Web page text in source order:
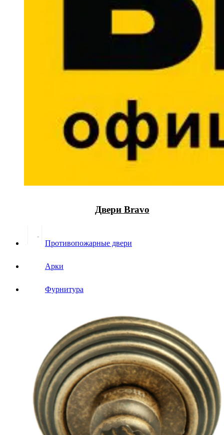
Двери Bravo
Противопожарные двери
Арки
Фурнитура